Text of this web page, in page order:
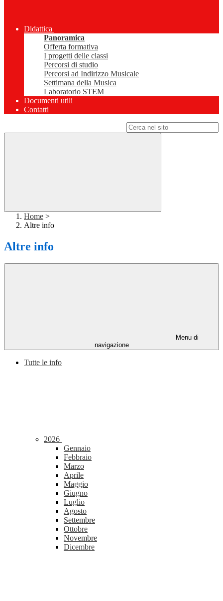
Didattica
Panoramica
Offerta formativa
I progetti delle classi
Percorsi di studio
Percorsi ad Indirizzo Musicale
Settimana della Musica
Laboratorio STEM
Documenti utili
Contatti
Home >
Altre info
Altre info
Menu di
navigazione
Tutte le info
2026
Gennaio
Febbraio
Marzo
Aprile
Maggio
Giugno
Luglio
Agosto
Settembre
Ottobre
Novembre
Dicembre